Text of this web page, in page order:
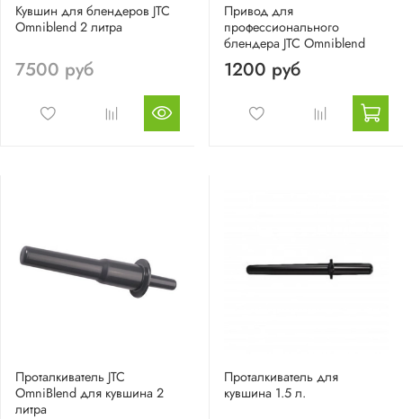
Кувшин для блендеров JTC
Omniblend 2 литра
7500 руб
Привод для
профессионального
блендера JTC Omniblend
1200 руб
Проталкиватель JTC
OmniBlend для кувшина 2
литра
Проталкиватель для
кувшина 1.5 л.